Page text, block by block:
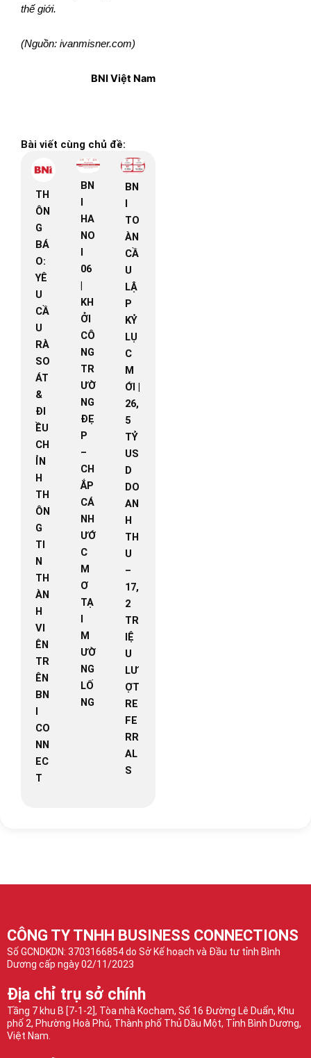
thế giới.
(Nguồn: ivanmisner.com)
BNI Việt Nam
Bài viết cùng chủ đề:
TH
ÔN
G
BÁ
O:
YÊ
U
CẦ
U
RÀ
SO
ÁT
&
ĐI
ỀU
CH
ỈN
H
TH
ÔN
G
TI
N
TH
ÀN
H
VI
ÊN
TR
ÊN
BN
I
CO
NN
EC
T
BN
I
HA
NO
I
06
|
KH
ỞI
CÔ
NG
TR
ƯỜ
NG
ĐẸ
P
–
CH
ẮP
CÁ
NH
ƯỚ
C
M
Ơ
TẠ
I
M
ƯỜ
NG
LỐ
NG
BN
I
TO
ÀN
CẦ
U
LẬ
P
KỶ
LỤ
C
M
ỚI |
26,
5
TỶ
US
D
DO
AN
H
TH
U
–
17,
2
TR
IỆ
U
LƯ
ỢT
RE
FE
RR
AL
S
CÔNG TY TNHH BUSINESS CONNECTIONS
Số GCNDKDN: 3703166854 do Sở Kế hoạch và Đầu tư tỉnh Bình
Dương cấp ngày 02/11/2023
Địa chỉ trụ sở chính
Tầng 7 khu B [7-1-2], Tòa nhà Kocham, Số 16 Đường Lê Duẩn, Khu
phố 2, Phường Hoà Phú, Thành phố Thủ Dầu Một, Tỉnh Bình Dương,
Việt Nam.